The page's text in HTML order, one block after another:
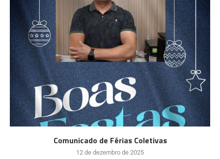
Comunicado de Férias Coletivas
12 de dezembro de 2025